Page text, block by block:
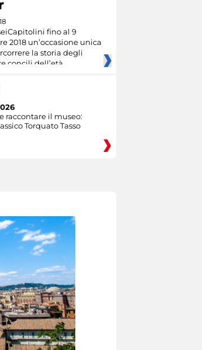
fino al 9
2018 un’occasione unica
la storia degli
concili dell’età
raccontare il museo:
Torquato Tasso